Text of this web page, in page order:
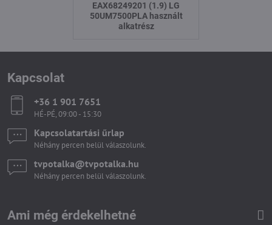
EAX68249201 (1.9) LG
50UM7500PLA használt
alkatrész
Kapcsolat
+36 1 901 7651
HÉ-PÉ, 09:00 - 15:30
Kapcsolatartási űrlap
Néhány percen belül válaszolunk.
tvpotalka​@tvpotalka​.hu
Néhány percen belül válaszolunk.
Ami még érdekelhetné